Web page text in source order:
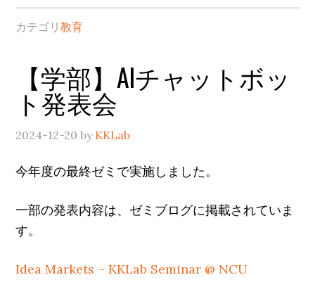
カテゴリ教育
【学部】AIチャットボッ
ト発表会
2024-12-20 by KKLab
今年度の最終ゼミで実施しました。
一部の発表内容は、ゼミブログに掲載されていま
す。
Idea Markets – KKLab Seminar @ NCU